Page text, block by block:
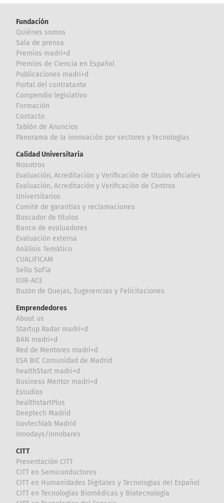
Fundación
Quiénes somos
Sala de prensa
Premios madri+d
Premios de Ciencia en Español
Publicaciones madri+d
Portal del contratante
Compendio legislativo
Formación
Contacto
Tablón de Anuncios
Panorama de la innovación por sectores y tecnologías
Calidad Universitaria
Nosotros
Evaluación, Acreditación y Verificación de títulos oficiales
Evaluación, Acreditación y Verificación de Centros
Universitarios
Comité de garantías y reclamaciones
Buscador de títulos
Banco de evaluadores
Evaluación externa
Análisis Temático
CUALIFICAM
Sello Sofía
EUR-ACE
Buzón de Quejas, Sugerencias y Felicitaciones
Emprendedores
About us
Startup Radar madri+d
BAN madri+d
Red de Mentores madri+d
ESA BIC Comunidad de Madrid
healthStart madri+d
Business Mentor madri+d
Estudios
healthstartPlus
Deeptech Madrid
Govtechlab Madrid
Innodays/Innobares
CITT
Presentación CITT
CITT en Semiconductores
CITT en Humanidades Digitales y Tecnologías del Español
CITT en Tecnologías Biomédicas y Biotecnología